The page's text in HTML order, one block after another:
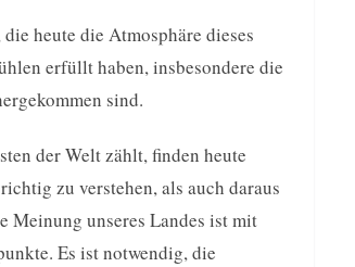
heute die Atmosphäre dieses
erfüllt haben, insbesondere die
sind.
der Welt zählt, finden heute
zu verstehen, als auch daraus
Meinung unseres Landes ist mit
Es ist notwendig, die